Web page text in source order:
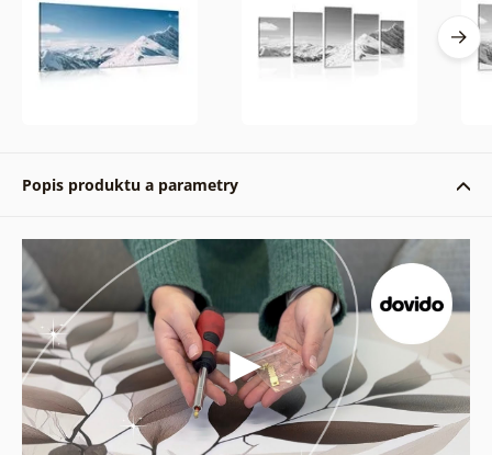
Popis produktu a parametry